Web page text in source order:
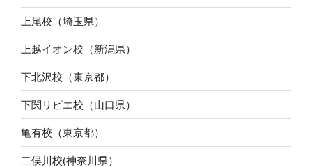
上尾校（埼玉県）
上越イオン校（新潟県）
下北沢校（東京都）
下関リピエ校（山口県）
亀有校（東京都）
二俣川校(神奈川県）